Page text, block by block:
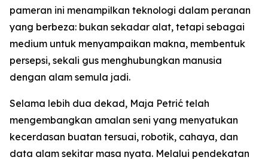
pameran ini menampilkan teknologi dalam peranan
yang berbeza: bukan sekadar alat, tetapi sebagai
medium untuk menyampaikan makna, membentuk
persepsi, sekali gus menghubungkan manusia
dengan alam semula jadi.
Selama lebih dua dekad, Maja Petrić telah
mengembangkan amalan seni yang menyatukan
kecerdasan buatan tersuai, robotik, cahaya, dan
data alam sekitar masa nyata. Melalui pendekatan